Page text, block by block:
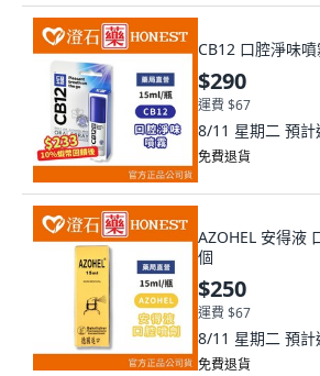
CB12 口腔淨味
$290
運費 $67
8/11 星期二 預計
免費退貨
AZOHEL 安得液
個
$250
運費 $67
8/11 星期二 預計
免費退貨